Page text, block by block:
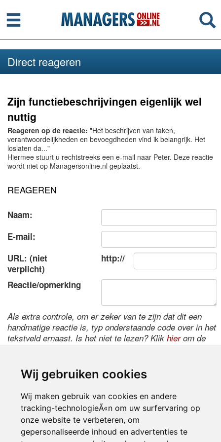
Wij gebruiken cookies
Wij maken gebruik van cookies en andere
tracking-technologieÃ«n om uw surfervaring op
onze website te verbeteren, om
gepersonaliseerde inhoud en advertenties te
Menu
Direct reageren
Zijn functiebeschrijvingen eigenlijk wel
nuttig
Reageren op de reactie: "Het beschrijven van taken,
verantwoordelijkheden en bevoegdheden vind ik belangrijk. Het
loslaten da..."
Hiermee stuurt u rechtstreeks een e-mail naar Peter. Deze reactie
wordt niet op Managersonline.nl geplaatst.
REAGEREN
Naam:
E-mail:
URL: (niet
verplicht)
http://
Reactie/opmerking
Als extra controle, om er zeker van te zijn dat dit een
handmatige reactie is, typ onderstaande code over in het
tekstveld ernaast. Is het niet te lezen? Klik hierom de